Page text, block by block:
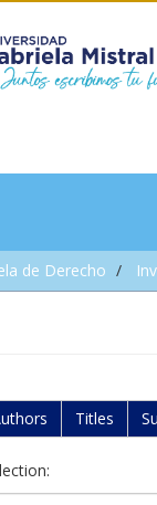
de Derecho
Titles